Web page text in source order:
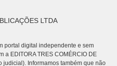
LTDA
portal digital independente e sem
a EDITORA TRES COMÉRCIO DE
judicial). Informamos também que não